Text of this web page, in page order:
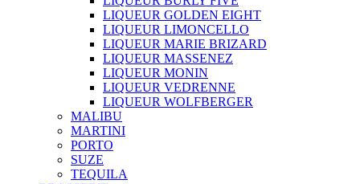
LIQUEUR GOLDEN EIGHT
LIQUEUR LIMONCELLO
LIQUEUR MARIE BRIZARD
LIQUEUR MASSENEZ
LIQUEUR MONIN
LIQUEUR VEDRENNE
LIQUEUR WOLFBERGER
MALIBU
MARTINI
PORTO
SUZE
TEQUILA